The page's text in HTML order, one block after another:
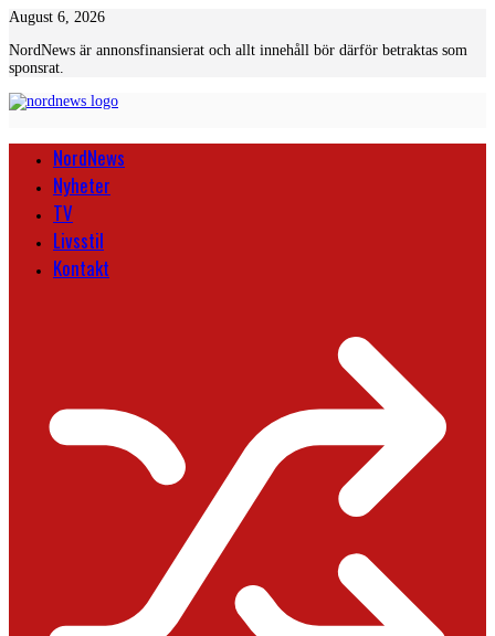
Skip
content
August 6, 2026
NordNews är annonsfinansierat och allt innehåll bör därför betraktas som
sponsrat.
NordNews
Nyheter
TV
Livsstil
Kontakt